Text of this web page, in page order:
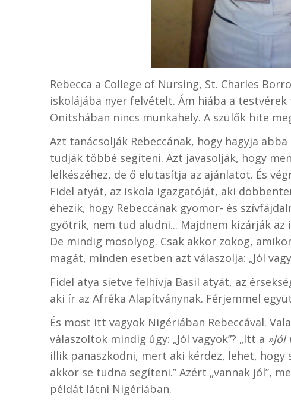
Rebecca a College of Nursing, St. Charles
iskolájába nyer felvételt. Ám hiába a
Onitshában nincs munkahely. A szülők hite
Azt tanácsolják Rebeccának, hogy hagyja
tudják többé segíteni. Azt javasolják, hogy
lelkészéhez, de ő elutasítja az ajánlatot. És
Fidel atyát, az iskola igazgatóját, aki
éhezik, hogy Rebeccának gyomor- és
gyötrik, nem tud aludni... Majdnem kizárják
De mindig mosolyog. Csak akkor zokog,
magát, minden esetben azt válaszolja: „Jól
Fidel atya sietve felhívja Basil atyát, az
aki ír az Afréka Alapítványnak. Férjemmel
És most itt vagyok Nigériában Rebeccával.
válaszoltok mindig úgy: „Jól vagyok”? „Itt a »Jól
illik panaszkodni, mert aki kérdez, lehet, hogy
akkor se tudna segíteni.” Azért „vannak jól”,
példát látni Nigériában.